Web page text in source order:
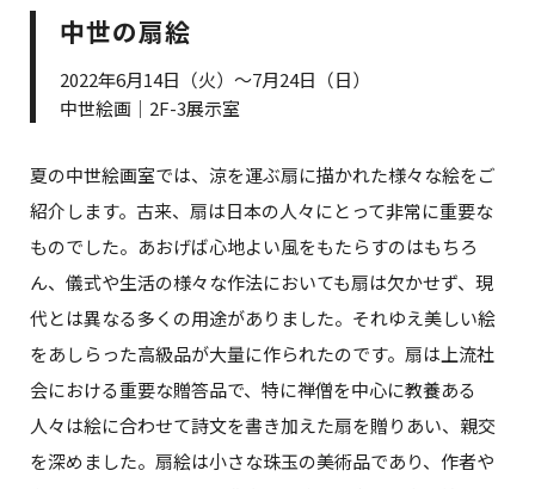
中世の扇絵
2022年6月14日（火）～7月24日（日）
中世絵画｜2F-3展示室
夏の中世絵画室では、涼を運ぶ扇に描かれた様々な絵をご
紹介します。古来、扇は日本の人々にとって非常に重要な
ものでした。あおげば心地よい風をもたらすのはもちろ
ん、儀式や生活の様々な作法においても扇は欠かせず、現
代とは異なる多くの用途がありました。それゆえ美しい絵
をあしらった高級品が大量に作られたのです。扇は上流社
会における重要な贈答品で、特に禅僧を中心に教養ある
人々は絵に合わせて詩文を書き加えた扇を贈りあい、親交
を深めました。扇絵は小さな珠玉の美術品であり、作者や